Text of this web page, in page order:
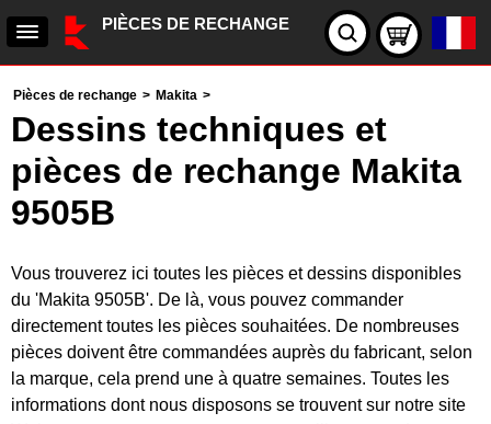
PIÈCES DE RECHANGE
Pièces de rechange > Makita >
Dessins techniques et
pièces de rechange Makita
9505B
Vous trouverez ici toutes les pièces et dessins disponibles
du 'Makita 9505B'. De là, vous pouvez commander
directement toutes les pièces souhaitées. De nombreuses
pièces doivent être commandées auprès du fabricant, selon
la marque, cela prend une à quatre semaines. Toutes les
informations dont nous disposons se trouvent sur notre site